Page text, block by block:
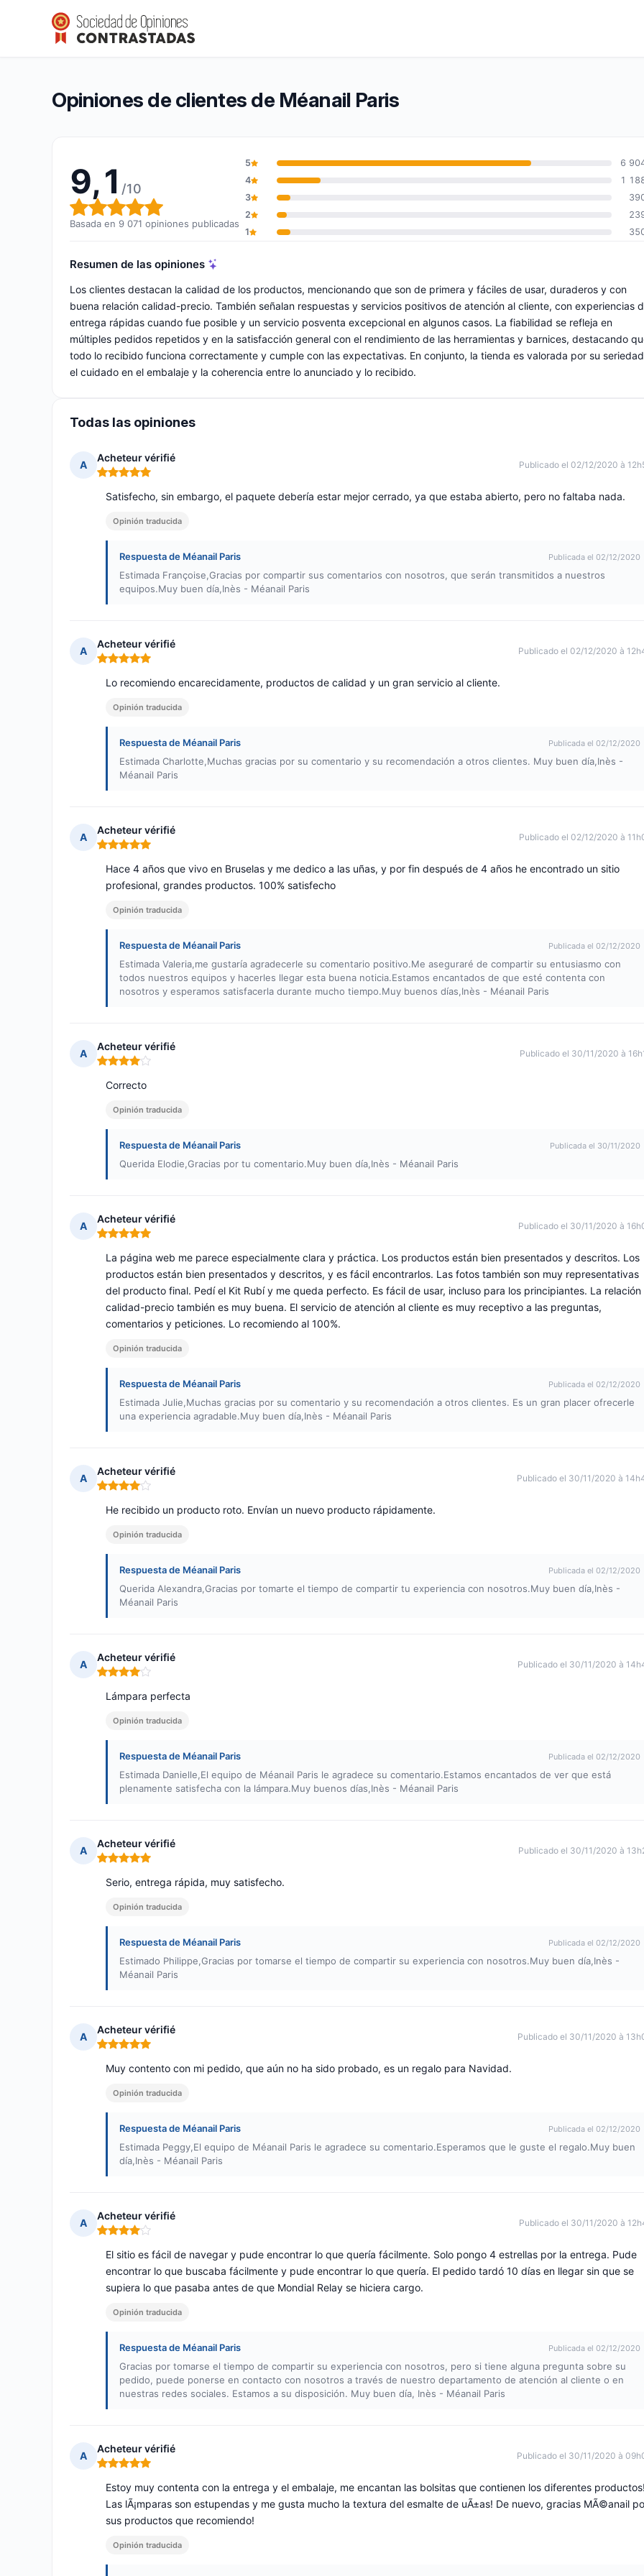
Méanail Paris
Calificación global: 9,1 de 10
9,1/10(9 071 opiniones)
Opiniones de clientes de Méanail Paris
9,1 /10
Calificación global: 9,1 de 10
Basada en 9 071 opiniones publicadas
5
6
4
1
3
2
1
Resumen de las opiniones
Los clientes destacan la calidad de los productos, mencionando que son de primera y fáciles de usar, duraderos y con
buena relación calidad-precio. También señalan respuestas y servicios positivos de atención al cliente, con experiencias
entrega rápidas cuando fue posible y un servicio posventa excepcional en algunos casos. La fiabilidad se refleja en
múltiples pedidos repetidos y en la satisfacción general con el rendimiento de las herramientas y barnices, destacando
todo lo recibido funciona correctamente y cumple con las expectativas. En conjunto, la tienda es valorada por su
el cuidado en el embalaje y la coherencia entre lo anunciado y lo recibido.
Todas las opiniones
A
Acheteur vérifié
Nota: 5 de 5
Publicado el 02/12/2020 à
Satisfecho, sin embargo, el paquete debería estar mejor cerrado, ya que estaba abierto, pero no faltaba nada.
Opinión traducida
Respuesta de Méanail Paris Publicada el 02/12/2020
Estimada Françoise,Gracias por compartir sus comentarios con nosotros, que serán transmitidos a nuestros
equipos.Muy buen día,Inès - Méanail Paris
A
Acheteur vérifié
Nota: 5 de 5
Publicado el 02/12/2020 à
Lo recomiendo encarecidamente, productos de calidad y un gran servicio al cliente.
Opinión traducida
Respuesta de Méanail Paris Publicada el 02/12/2020
Estimada Charlotte,Muchas gracias por su comentario y su recomendación a otros clientes. Muy buen día,Inès -
Méanail Paris
A
Acheteur vérifié
Nota: 5 de 5
Publicado el 02/12/2020 à
Hace 4 años que vivo en Bruselas y me dedico a las uñas, y por fin después de 4 años he encontrado un sitio
profesional, grandes productos. 100% satisfecho
Opinión traducida
Respuesta de Méanail Paris Publicada el 02/12/2020
Estimada Valeria,me gustaría agradecerle su comentario positivo.Me aseguraré de compartir su entusiasmo con
todos nuestros equipos y hacerles llegar esta buena noticia.Estamos encantados de que esté contenta con
nosotros y esperamos satisfacerla durante mucho tiempo.Muy buenos días,Inès - Méanail Paris
A
Acheteur vérifié
Nota: 4 de 5
Publicado el 30/11/2020 à
Correcto
Opinión traducida
Respuesta de Méanail Paris Publicada el 30/11/2020
Querida Elodie,Gracias por tu comentario.Muy buen día,Inès - Méanail Paris
A
Acheteur vérifié
Nota: 5 de 5
Publicado el 30/11/2020 à
La página web me parece especialmente clara y práctica. Los productos están bien presentados y descritos. Los
productos están bien presentados y descritos, y es fácil encontrarlos. Las fotos también son muy representativas
del producto final. Pedí el Kit Rubí y me queda perfecto. Es fácil de usar, incluso para los principiantes. La relación
calidad-precio también es muy buena. El servicio de atención al cliente es muy receptivo a las preguntas,
comentarios y peticiones. Lo recomiendo al 100%.
Opinión traducida
Respuesta de Méanail Paris Publicada el 02/12/2020
Estimada Julie,Muchas gracias por su comentario y su recomendación a otros clientes. Es un gran placer ofrecerle
una experiencia agradable.Muy buen día,Inès - Méanail Paris
A
Acheteur vérifié
Nota: 4 de 5
Publicado el 30/11/2020 à
He recibido un producto roto. Envían un nuevo producto rápidamente.
Opinión traducida
Respuesta de Méanail Paris Publicada el 02/12/2020
Querida Alexandra,Gracias por tomarte el tiempo de compartir tu experiencia con nosotros.Muy buen día,Inès -
Méanail Paris
A
Acheteur vérifié
Nota: 4 de 5
Publicado el 30/11/2020 à
Lámpara perfecta
Opinión traducida
Respuesta de Méanail Paris Publicada el 02/12/2020
Estimada Danielle,El equipo de Méanail Paris le agradece su comentario.Estamos encantados de ver que está
plenamente satisfecha con la lámpara.Muy buenos días,Inès - Méanail Paris
A
Acheteur vérifié
Nota: 5 de 5
Publicado el 30/11/2020 à
Serio, entrega rápida, muy satisfecho.
Opinión traducida
Respuesta de Méanail Paris Publicada el 02/12/2020
Estimado Philippe,Gracias por tomarse el tiempo de compartir su experiencia con nosotros.Muy buen día,Inès -
Méanail Paris
A
Acheteur vérifié
Nota: 5 de 5
Publicado el 30/11/2020 à
Muy contento con mi pedido, que aún no ha sido probado, es un regalo para Navidad.
Opinión traducida
Respuesta de Méanail Paris Publicada el 02/12/2020
Estimada Peggy,El equipo de Méanail Paris le agradece su comentario.Esperamos que le guste el regalo.Muy buen
día,Inès - Méanail Paris
A
Acheteur vérifié
Nota: 4 de 5
Publicado el 30/11/2020 à
El sitio es fácil de navegar y pude encontrar lo que quería fácilmente. Solo pongo 4 estrellas por la entrega. Pude
encontrar lo que buscaba fácilmente y pude encontrar lo que quería. El pedido tardó 10 días en llegar sin que se
supiera lo que pasaba antes de que Mondial Relay se hiciera cargo.
Opinión traducida
Respuesta de Méanail Paris Publicada el 02/12/2020
Gracias por tomarse el tiempo de compartir su experiencia con nosotros, pero si tiene alguna pregunta sobre su
pedido, puede ponerse en contacto con nosotros a través de nuestro departamento de atención al cliente o en
nuestras redes sociales. Estamos a su disposición. Muy buen día, Inès - Méanail Paris
A
Acheteur vérifié
Nota: 5 de 5
Publicado el 30/11/2020 à
Estoy muy contenta con la entrega y el embalaje, me encantan las bolsitas que contienen los diferentes
Las lÃ¡mparas son estupendas y me gusta mucho la textura del esmalte de uÃ±as! De nuevo, gracias MÃ©anail
sus productos que recomiendo!
Opinión traducida